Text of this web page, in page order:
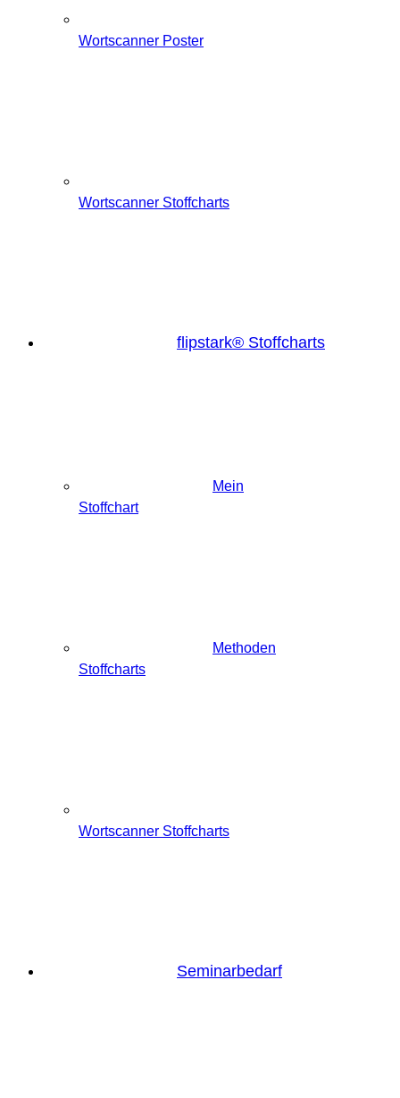
Wortscanner Poster
Wortscanner Stoffcharts
flipstark® Stoffcharts
Mein
Stoffchart
Methoden
Stoffcharts
Wortscanner Stoffcharts
Seminarbedarf